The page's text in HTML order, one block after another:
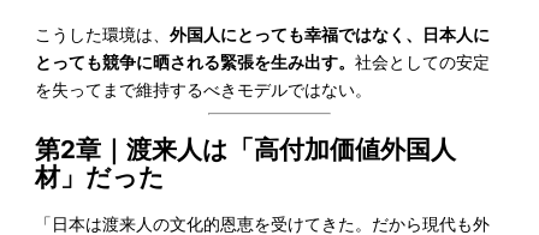
こうした環境は、外国人にとっても幸福ではなく、日本人に
とっても競争に晒される緊張を生み出す。社会としての安定
を失ってまで維持するべきモデルではない。
第2章｜渡来人は「高付加価値外国人
材」だった
「日本は渡来人の文化的恩恵を受けてきた。だから現代も外